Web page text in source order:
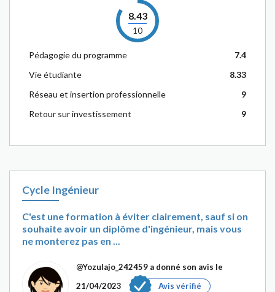
8.43
10
Pédagogie du programme
7.4
Vie étudiante
8.33
Réseau et insertion professionnelle
9
Retour sur investissement
9
Cycle Ingénieur
C'est une formation à éviter clairement, sauf si on
souhaite avoir un diplôme d'ingénieur, mais vous
ne monterez pas en ...
@Yozulajo_242459 a donné son avis le
21/04/2023
Avis vérifié